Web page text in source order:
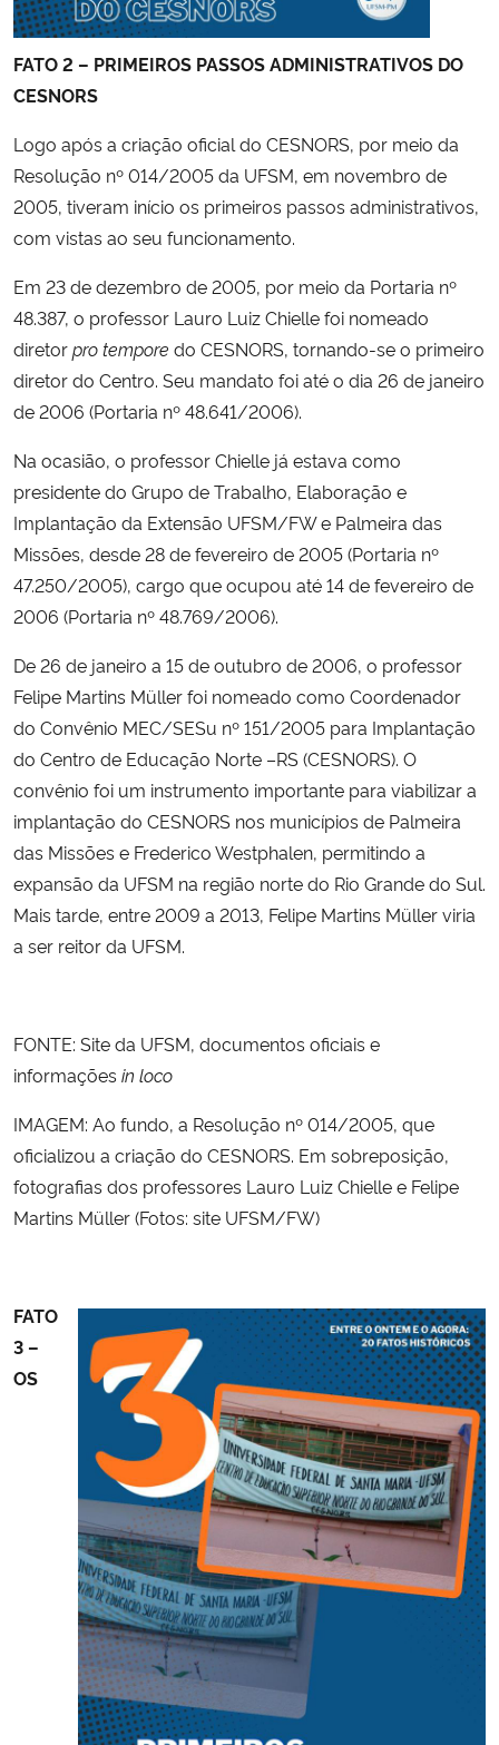
FATO 2 – PRIMEIROS PASSOS ADMINISTRATIVOS DO
CESNORS
Logo após a criação oficial do CESNORS, por meio da
Resolução nº 014/2005 da UFSM, em novembro de
2005, tiveram início os primeiros passos administrativos,
com vistas ao seu funcionamento.
Em 23 de dezembro de 2005, por meio da Portaria nº
48.387, o professor Lauro Luiz Chielle foi nomeado
diretorpro tempore do CESNORS, tornando-se o primeiro
diretor do Centro. Seu mandato foi até o dia 26 de janeiro
de 2006 (Portaria nº48.641/2006).
Na ocasião, o professor Chielle já estava como
presidente do Grupo de Trabalho, Elaboração e
Implantação da Extensão UFSM/FW e Palmeira das
Missões, desde 28 de fevereiro de 2005 (Portaria nº
47.250/2005), cargo que ocupou até 14 de fevereiro de
2006 (Portaria nº 48.769/2006).
De26 de janeiro a 15 de outubro de 2006, o professor
Felipe Martins Müller foi nomeado como Coordenador
do Convênio MEC/SESu nº 151/2005 para Implantação
do Centro de Educação Norte –RS (CESNORS). O
convênio foi um instrumento importante para viabilizar a
implantação do CESNORS nos municípios de Palmeira
das Missões e Frederico Westphalen, permitindo a
expansão da UFSM na região norte do Rio Grande do Sul.
Mais tarde, entre 2009 a 2013, Felipe Martins Müller viria
a ser reitor da UFSM.
FONTE: Site da UFSM, documentos oficiais e
informações in loco
IMAGEM: Ao fundo, a Resolução nº 014/2005, que
oficializou a criação do CESNORS. Em sobreposição,
fotografias dos professores Lauro Luiz Chielle e Felipe
Martins Müller(Fotos: site UFSM/FW)
FATO
3 –
OS